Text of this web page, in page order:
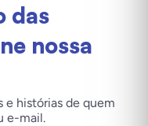
das
nossa
e histórias de quem
e-mail.